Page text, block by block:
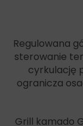
Regulowana
sterowanie
cyrkulację
ogranicza
Grill kamado